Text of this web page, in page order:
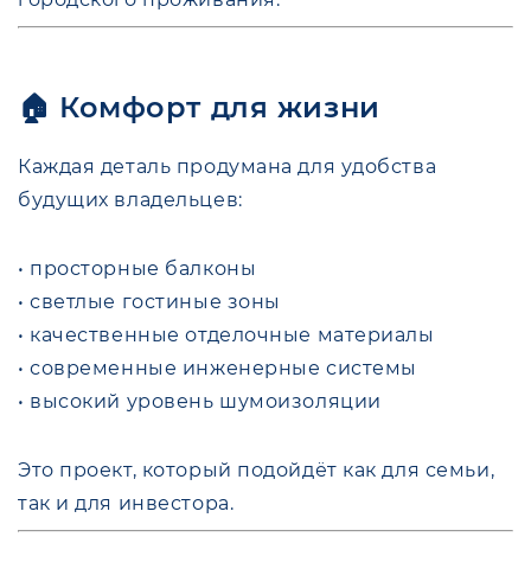
🏠 Комфорт для жизни
Каждая деталь продумана для удобства
будущих владельцев:
• просторные балконы
• светлые гостиные зоны
• качественные отделочные материалы
• современные инженерные системы
• высокий уровень шумоизоляции
Это проект, который подойдёт как для семьи,
так и для инвестора.